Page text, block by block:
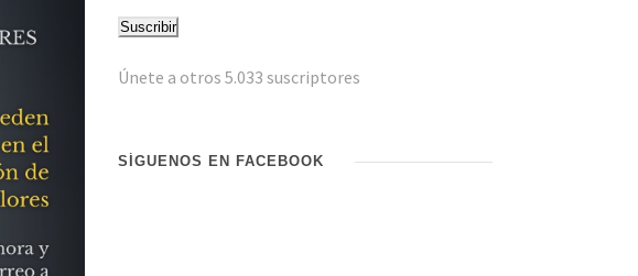
r
c
i
Suscribir
Únete a otros 5.033 suscriptores
SÍGUENOS EN FACEBOOK